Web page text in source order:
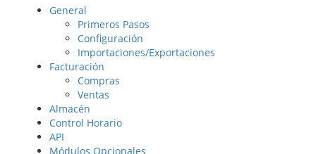
General
Primeros Pasos
Configuración
Importaciones/Exportaciones
Facturación
Compras
Ventas
Almacén
Control Horario
API
Módulos Opcionales